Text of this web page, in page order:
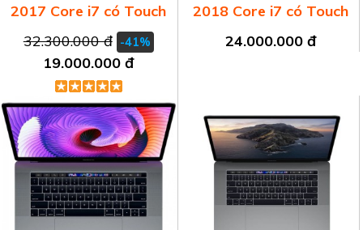
2017 Core i7 có Touch
Bar
32.300.000 đ -41%
19.000.000 đ
2018 Core i7 có Touch
Bar
24.000.000 đ